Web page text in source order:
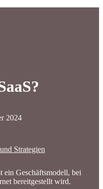
2024
Strategien
ein Geschäftsmodell, bei
bereitgestellt wird.